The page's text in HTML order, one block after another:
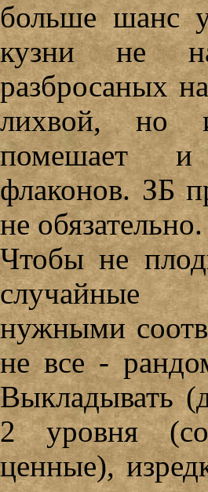
больше шанс
кузни не
разбросаных
лихвой, но
помешает и
флаконов. ЗБ
не обязательно.
Чтобы не
случайные
нужными
не все -
Выкладывать
2 уровня
ценные),